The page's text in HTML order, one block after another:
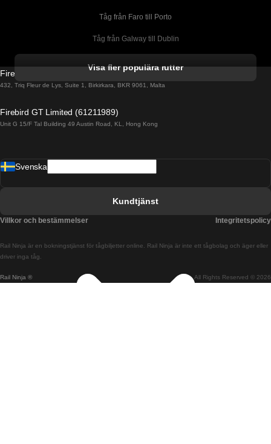
Tåg från Faro till Porto
Tåg från Galway till Dublin
Tåg från Porto till Faro
Tåg från Barcelona till Madrid
Tåg från Budapest till Bratislava
Visa fler populära rutter
Firebird GT Limited (OC 1451)
432, Triq Fleur de Lys, Suite 1, Birkirkara, BKR 9061, Malta
Firebird GT Limited (61211989)
Unit G 15/F Tal Building 49 Austin Road, KL, Hong Kong
Rail Ninja ® All Rights Reserved © 2026
Rail Ninja är en bokningstjänst för tågbiljetter online. Rail Ninja är inte ett tågbolag och äger eller
driver inga tåg.
Svenska
Kundtjänst
Villkor och bestämmelser Integritetspolicy